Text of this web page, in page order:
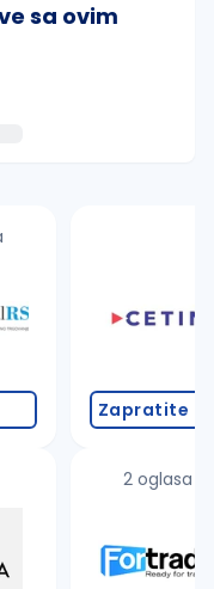
sa ovim
(koristite č, ć, š, đ,
pretrage
Zapratite
2 oglasa